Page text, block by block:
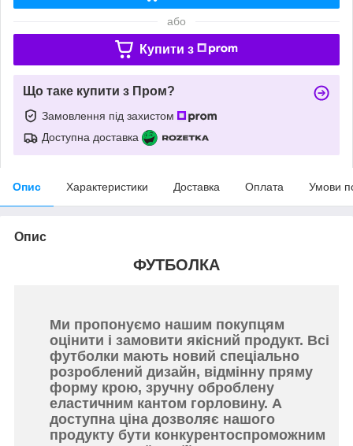
або
Купити з
Що таке купити з Пром?
Замовлення під захистом
Доступна доставка
Опис Характеристики Доставка Оплата Умови
Опис
ФУТБОЛКА
Ми пропонуємо нашим покупцям
оцінити і замовити якісний продукт. Всі
футболки мають новий спеціально
розроблений дизайн, відмінну пряму
форму крою, зручну оброблену
еластичним кантом горловину. А
доступна ціна дозволяє нашого
продукту бути конкурентоспроможним